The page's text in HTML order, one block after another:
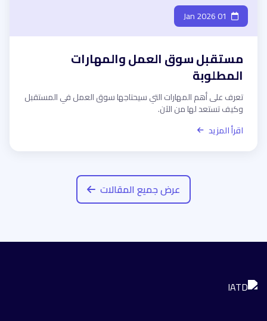
مستقبل سوق العمل والمهارات
المطلوبة
تعرف على أهم المهارات التي سيحتاجها سوق العمل في المستقبل
وكيف تستعد لها من الآن.
اقرأ المزيد
عرض جميع المقالات